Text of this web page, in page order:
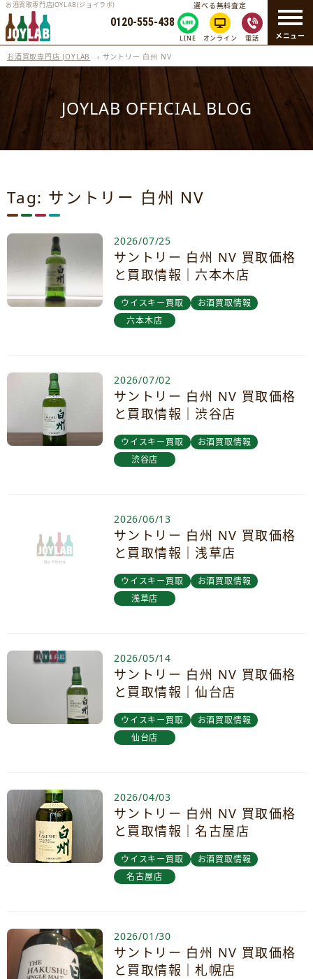
メニュー
お酒買取専門店JOYLAB(ジョイラボ)
0120-555-438
選べる無料査定
LINE オンライン 電話
お酒買取専門店 JOYLAB › サントリー 白州 NV
JOYLAB OFFICIAL BLOG
Tag: サントリー 白州 NV
2026/07/25
サントリー 白州 NV 買取価格
と買取情報｜六本木店
ウイスキー買取
お酒買取情報
六本木店
2026/07/02
サントリー 白州 NV 買取価格
と買取情報｜渋谷店
ウイスキー買取
お酒買取情報
渋谷店
2026/06/13
サントリー 白州 NV 買取価格
と買取情報｜浅草店
ウイスキー買取
お酒買取情報
浅草店
2026/05/14
サントリー 白州 NV 買取価格
と買取情報｜仙台店
ウイスキー買取
お酒買取情報
仙台店
2026/04/03
サントリー 白州 NV 買取価格
と買取情報｜名古屋店
ウイスキー買取
お酒買取情報
名古屋店
2026/01/30
サントリー 白州 NV 買取価格
と買取情報｜札幌店